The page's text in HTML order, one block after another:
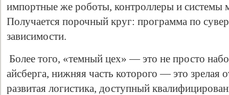
импортные же роботы, контроллеры и системы
Получается порочный круг: программа по
зависимости.
Более того, «темный цех» — это не просто
айсберга, нижняя часть которого — это зрелая
развитая логистика, доступный